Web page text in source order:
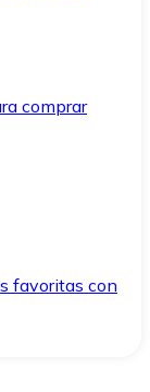
comprar
favoritas con